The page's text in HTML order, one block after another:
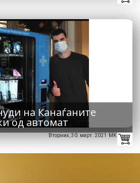
на Канаѓаните
од автомат
Вторник, 30. март. 2021 MK